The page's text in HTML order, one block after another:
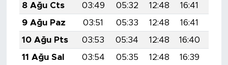
8 Ağu Cts
03:49 05:32 12:48 16:41
9 Ağu Paz
03:51 05:33 12:48 16:41
10 Ağu Pts
03:53 05:34 12:48 16:40
11 Ağu Sal
03:54 05:35 12:48 16:39